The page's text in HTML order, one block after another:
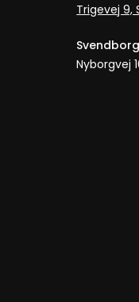
Trigevej 9,
Nyborgvej